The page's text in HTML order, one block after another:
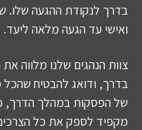
ואישי עד הגעה מלאה ליעד.
צוות הנהגים שלנו מלווה
בדרך, ודואג להבטיח
של הפסקות במהלך הדרך,
מקפיד לספק את כל